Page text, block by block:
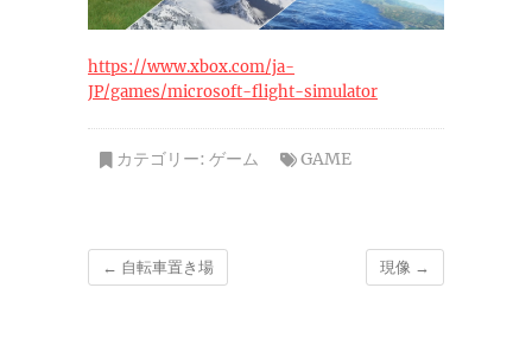
https://www.xbox.com/ja-
JP/games/microsoft-flight-simulator
カテゴリー: ゲーム GAME
← 自転車置き場 現像 →